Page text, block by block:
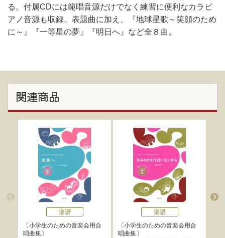
る。付属CDには範唱音源だけでなく練習に便利なカラピ
アノ音源も収録。表題曲に加え、『地球星歌～笑顔のため
に～』『一等星の夢』『明日へ』など全８曲。
関連商品
楽譜
小学生のための音楽会用合
唱曲集
楽譜
小学生のための音楽会用合
唱曲集